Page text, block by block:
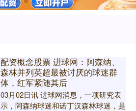
配资概念股票 进球网：阿森纳、
森林并列英超最被讨厌的球迷群
体，红军紧随其后
03月02日讯 进球网消息，一项研究表
示，阿森纳球迷和诺丁汉森林球迷，是